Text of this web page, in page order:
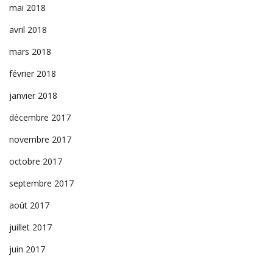
mai 2018
avril 2018
mars 2018
février 2018
janvier 2018
décembre 2017
novembre 2017
octobre 2017
septembre 2017
août 2017
juillet 2017
juin 2017